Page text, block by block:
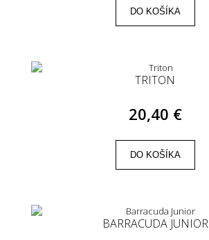
DO KOŠÍKA
TRITON
20,40 €
DO KOŠÍKA
BARRACUDA JUNIOR